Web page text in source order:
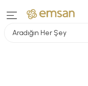
Aradığın Her Şey